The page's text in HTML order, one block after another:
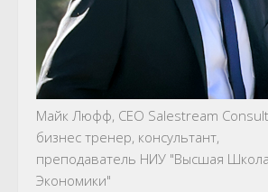
Майк Люфф, CEO Salestream
бизнес тренер, консультант,
преподаватель НИУ "Высшая Школа
Экономики"